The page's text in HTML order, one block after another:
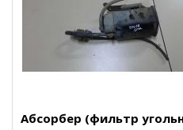
Абсорбер (фильтр